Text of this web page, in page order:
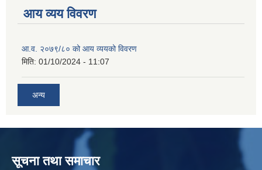
आय व्यय विवरण
आ.व. २०७९/८० को आय व्ययको विवरण
मिति: 01/10/2024 - 11:07
अन्य
सूचना तथा समाचार